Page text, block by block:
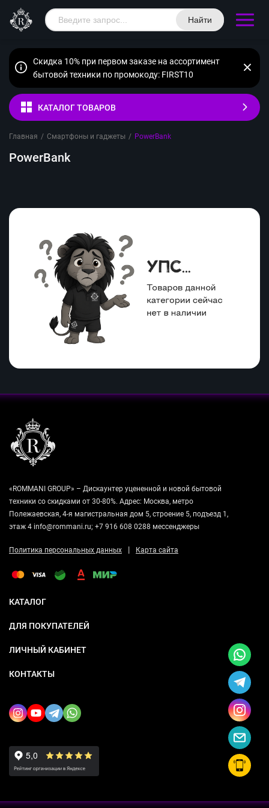
Найти
Скидка 10% при первом заказе на ассортимент
бытовой техники по промокоду: FIRST10
КАТАЛОГ ТОВАРОВ
Главная / Смартфоны и гаджеты / PowerBank
PowerBank
«ROMMANI GROUP» – Дискаунтер уцененной и новой бытовой
техники со скидками от 30-80%. Адрес: Москва, метро
Полежаевская, 4-я магистральная дом 5, строение 5, подъезд 1,
этаж 4 info@rommani.ru; +7 916 608 0288 мессенджеры
Политика персональных данных | Карта сайта
КАТАЛОГ
ДЛЯ ПОКУПАТЕЛЕЙ
ЛИЧНЫЙ КАБИНЕТ
КОНТАКТЫ